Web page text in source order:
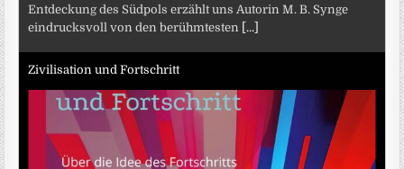
Entdeckung des Südpols erzählt uns Autorin M. B. Synge
eindrucksvoll von den berühmtesten [...]
Zivilisation und Fortschritt